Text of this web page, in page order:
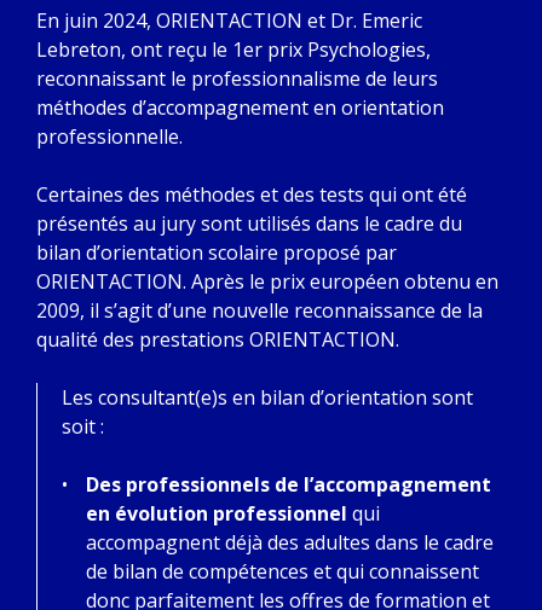
En juin 2024, ORIENTACTION et Dr. Emeric
Lebreton, ont reçu le 1er prix Psychologies,
reconnaissant le professionnalisme de leurs
méthodes d’accompagnement en orientation
professionnelle.
Certaines des méthodes et des tests qui ont été
présentés au jury sont utilisés dans le cadre du
bilan d’orientation scolaire proposé par
ORIENTACTION. Après le prix européen obtenu en
2009, il s’agit d’une nouvelle reconnaissance de la
qualité des prestations ORIENTACTION.
Les consultant(e)s en bilan d’orientation sont
soit :
Des professionnels de l’accompagnement
en évolution professionnel qui
accompagnent déjà des adultes dans le cadre
de bilan de compétences et qui connaissent
donc parfaitement les offres de formation et